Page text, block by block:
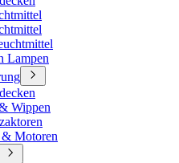
Lampen
Wippen
Motoren